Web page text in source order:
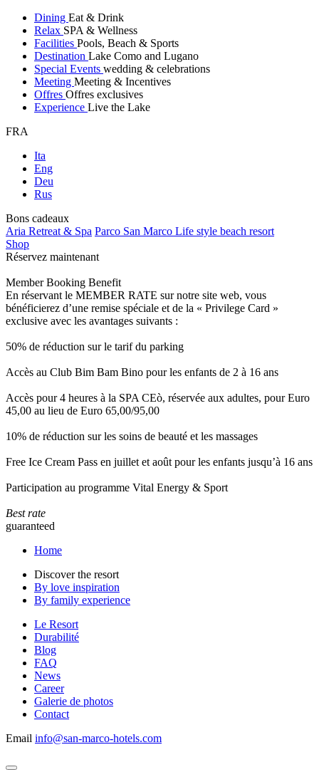
Dining Eat & Drink
Relax SPA & Wellness
Facilities Pools, Beach & Sports
Destination Lake Como and Lugano
Special Events wedding & celebrations
Meeting Meeting & Incentives
Offres Offres exclusives
Experience Live the Lake
FRA
Ita
Eng
Deu
Rus
Bons cadeaux
Aria Retreat & Spa Parco San Marco Life style beach resort
Shop
Réservez maintenant
Member Booking Benefit
En réservant le MEMBER RATE sur notre site web, vous
bénéficierez d’une remise spéciale et de la « Privilege Card »
exclusive avec les avantages suivants :
50% de réduction sur le tarif du parking
Accès au Club Bim Bam Bino pour les enfants de 2 à 16 ans
Accès pour 4 heures à la SPA CEò, réservée aux adultes, pour Euro
45,00 au lieu de Euro 65,00/95,00
10% de réduction sur les soins de beauté et les massages
Free Ice Cream Pass en juillet et août pour les enfants jusqu’à 16 ans
Participation au programme Vital Energy & Sport
Best rate
guaranteed
Home
Discover the resort
By love inspiration
By family experience
Le Resort
Durabilité
Blog
FAQ
News
Career
Galerie de photos
Contact
Email info@san-marco-hotels.com